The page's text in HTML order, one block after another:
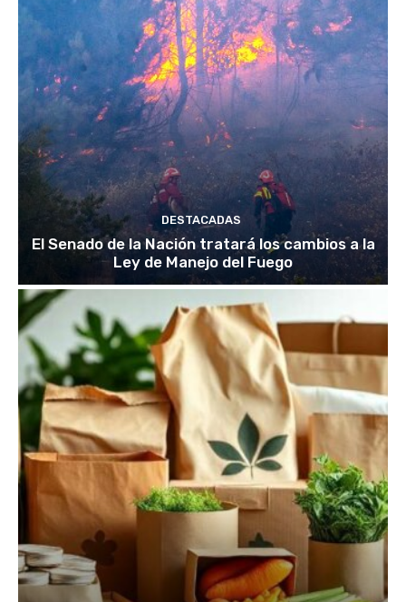
DESTACADAS
El Senado de la Nación tratará los cambios a la
Ley de Manejo del Fuego